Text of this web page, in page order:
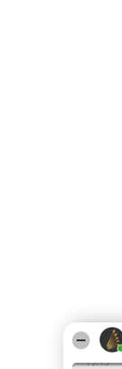
19:13